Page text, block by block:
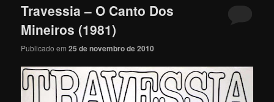
Travessia – O Canto Dos
Mineiros (1981)
Publicado em25 de novembro de 2010